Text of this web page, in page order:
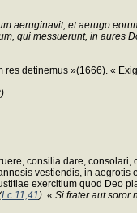
aeruginavit, et aerugo
qui messuerunt, in aures
detinemus »(1666). «
consilia dare, consolari,
vestiendis, in aegrotis
exercitium quod Deo
Lc 11,41 ). « Si frater aut soror